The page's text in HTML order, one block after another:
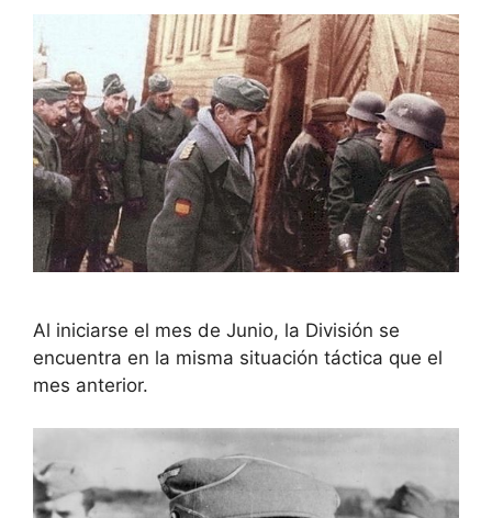
Al iniciarse el mes de Junio, la División se
encuentra en la misma situación táctica que el
mes anterior.